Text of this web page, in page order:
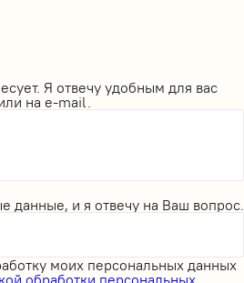
Я отвечу удобным для вас
на e-mail.
данные, и я отвечу на Ваш вопрос.
моих персональных данных
обработки персональных